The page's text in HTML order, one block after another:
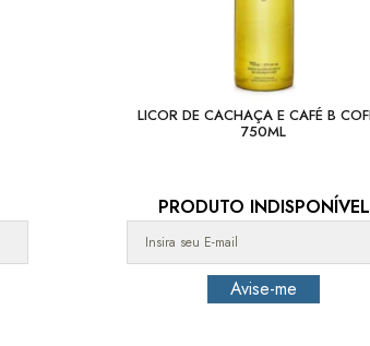
LICOR DE CACHAÇA E CAFÉ B
750ML
PRODUTO INDISPONÍVEL